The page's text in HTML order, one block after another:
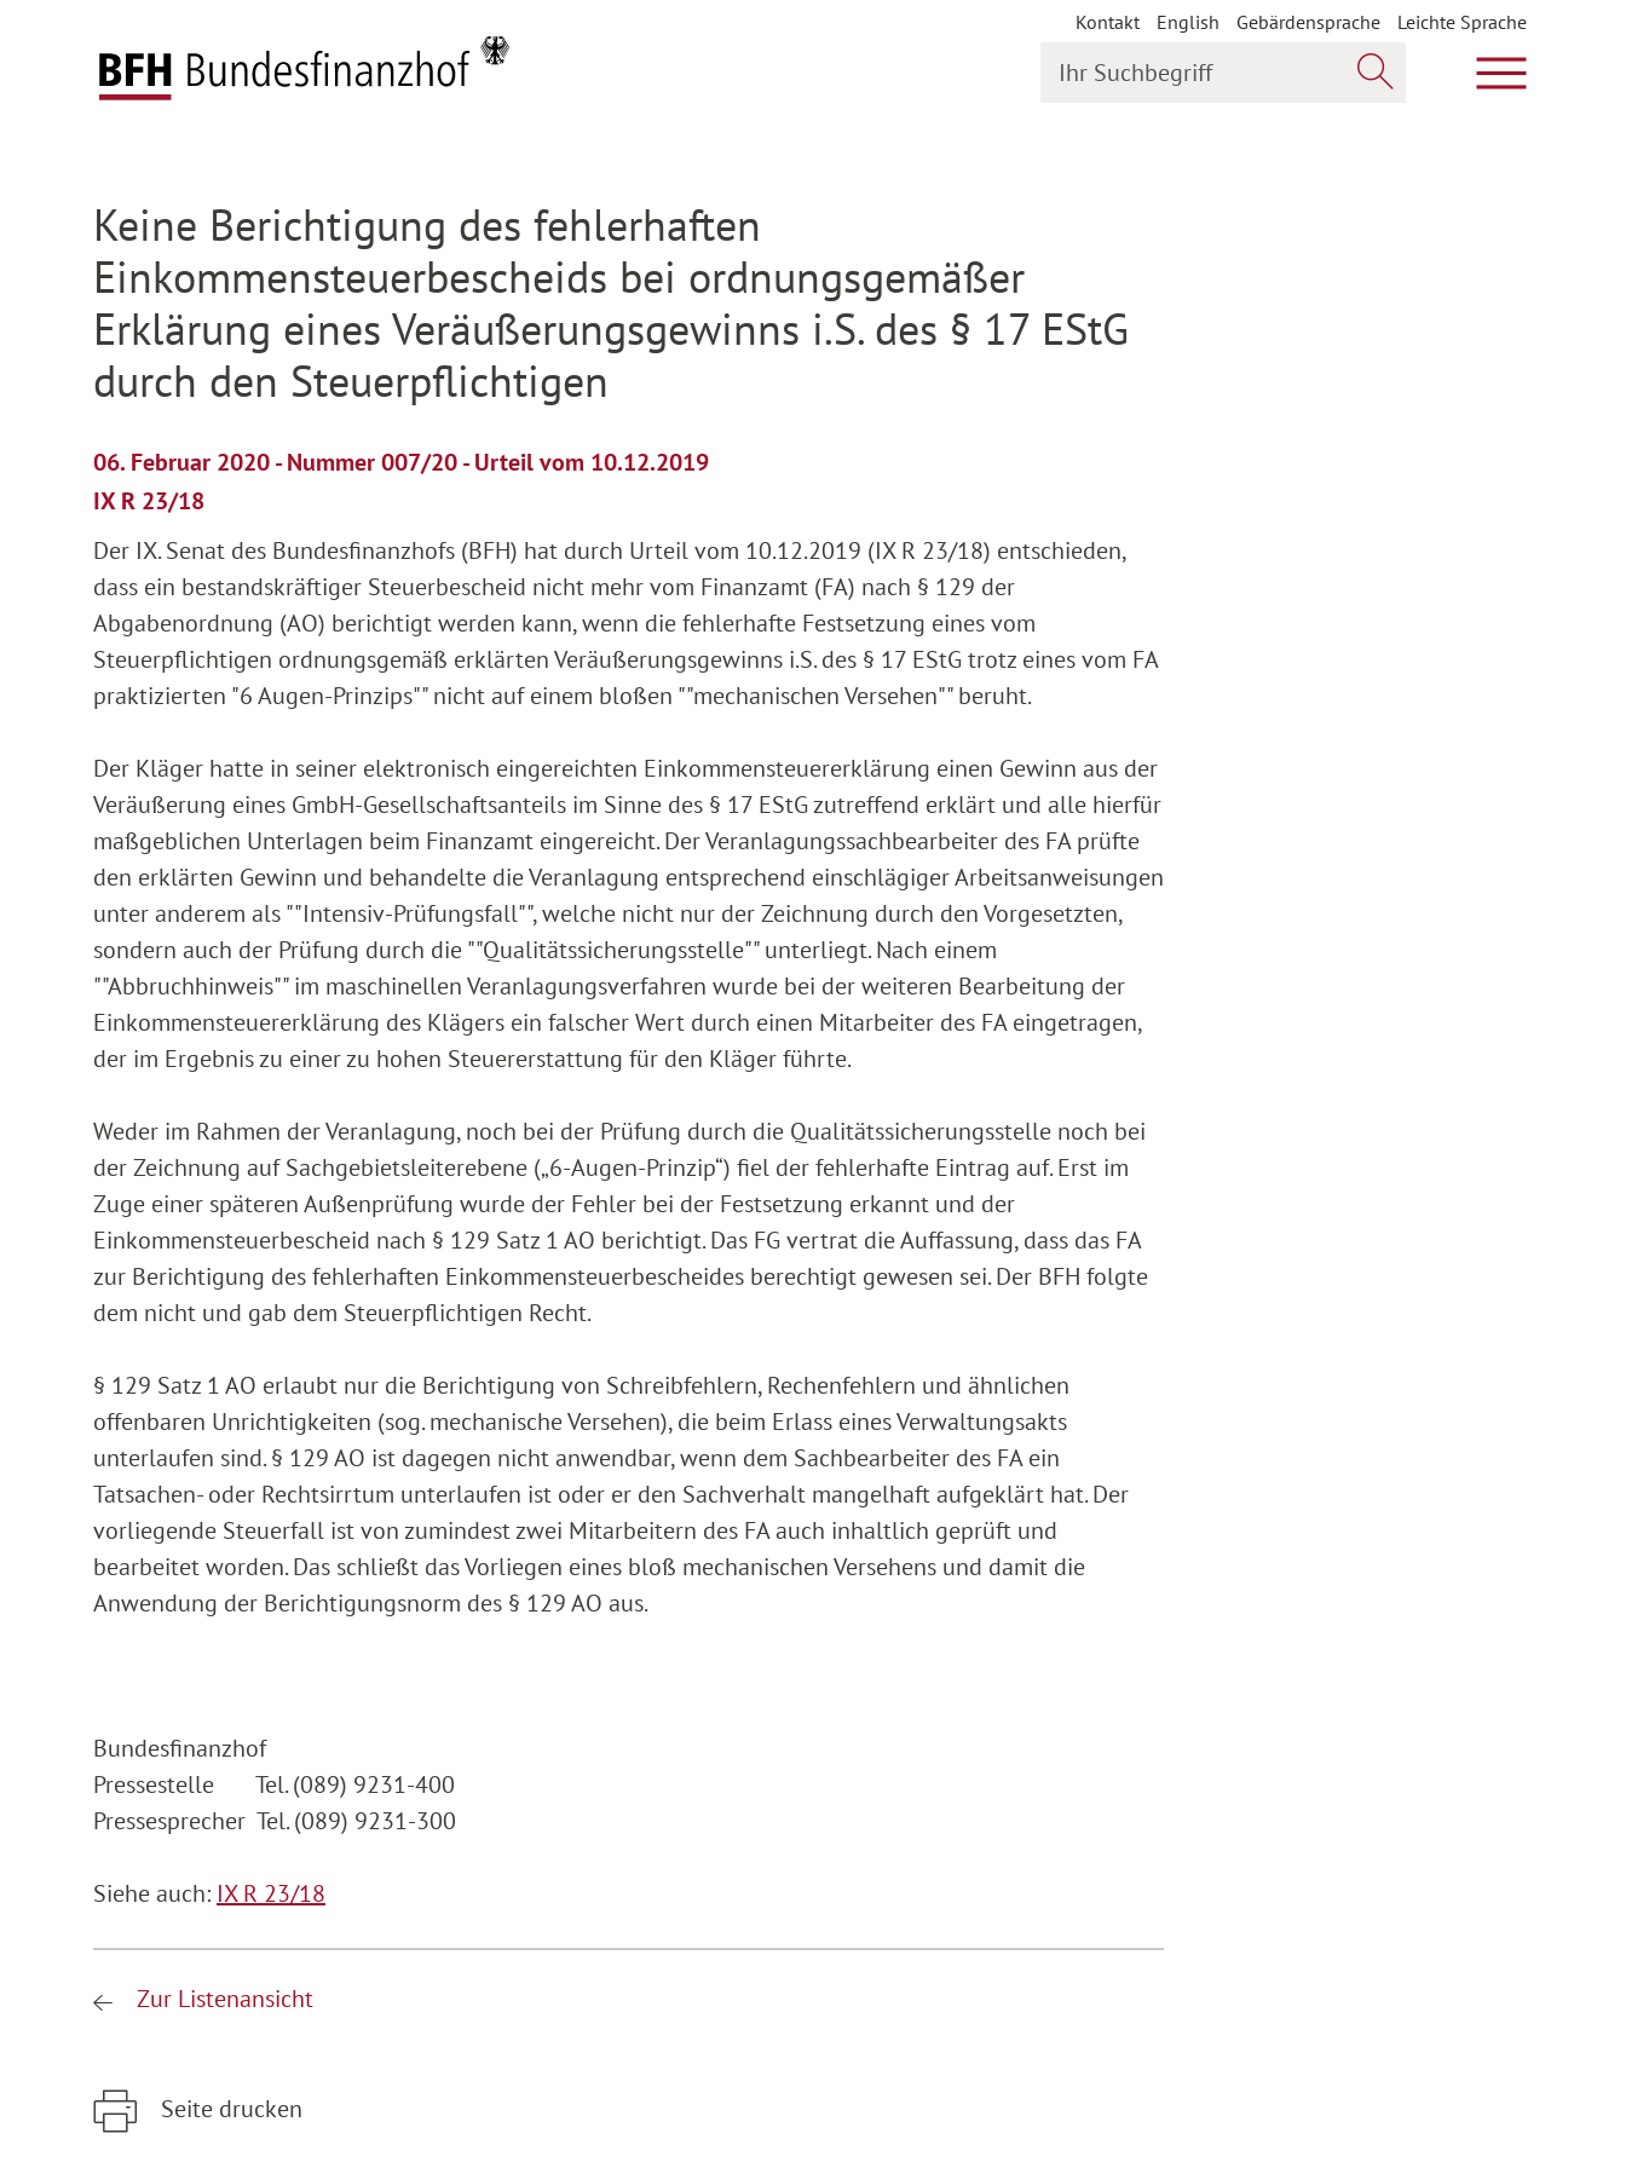
Kontakt English Gebärdensprache
Leichte Sprache
Hauptmenü
Startseite
Keine Berichtigung des fehlerhaften
Einkommensteuerbescheids bei ordnungsgemäßer
Erklärung eines Veräußerungsgewinns i.S. des § 17 EStG
durch den Steuerpflichtigen
06. Februar 2020 - Nummer 007/20 - Urteil vom 10.12.2019
IX R 23/18
Der IX. Senat des Bundesfinanzhofs (BFH) hat durch Urteil vom 10.12.2019 (IX R 23/18) entschieden,
dass ein bestandskräftiger Steuerbescheid nicht mehr vom Finanzamt (FA) nach § 129 der
Abgabenordnung (AO) berichtigt werden kann, wenn die fehlerhafte Festsetzung eines vom
Steuerpflichtigen ordnungsgemäß erklärten Veräußerungsgewinns i.S. des § 17 EStG trotz eines vom FA
praktizierten "6 Augen-Prinzips"" nicht auf einem bloßen ""mechanischen Versehen"" beruht.
Der Kläger hatte in seiner elektronisch eingereichten Einkommensteuererklärung einen Gewinn aus der
Veräußerung eines GmbH-Gesellschaftsanteils im Sinne des § 17 EStG zutreffend erklärt und alle hierfür
maßgeblichen Unterlagen beim Finanzamt eingereicht. Der Veranlagungssachbearbeiter des FA prüfte
den erklärten Gewinn und behandelte die Veranlagung entsprechend einschlägiger Arbeitsanweisungen
unter anderem als ""Intensiv-Prüfungsfall"", welche nicht nur der Zeichnung durch den Vorgesetzten,
sondern auch der Prüfung durch die ""Qualitätssicherungsstelle"" unterliegt. Nach einem
""Abbruchhinweis"" im maschinellen Veranlagungsverfahren wurde bei der weiteren Bearbeitung der
Einkommensteuererklärung des Klägers ein falscher Wert durch einen Mitarbeiter des FA eingetragen,
der im Ergebnis zu einer zu hohen Steuererstattung für den Kläger führte.
Weder im Rahmen der Veranlagung, noch bei der Prüfung durch die Qualitätssicherungsstelle noch bei
der Zeichnung auf Sachgebietsleiterebene („6-Augen-Prinzip“) fiel der fehlerhafte Eintrag auf. Erst im
Zuge einer späteren Außenprüfung wurde der Fehler bei der Festsetzung erkannt und der
Einkommensteuerbescheid nach § 129 Satz 1 AO berichtigt. Das FG vertrat die Auffassung, dass das FA
zur Berichtigung des fehlerhaften Einkommensteuerbescheides berechtigt gewesen sei. Der BFH folgte
dem nicht und gab dem Steuerpflichtigen Recht.
§ 129 Satz 1 AO erlaubt nur die Berichtigung von Schreibfehlern, Rechenfehlern und ähnlichen
offenbaren Unrichtigkeiten (sog. mechanische Versehen), die beim Erlass eines Verwaltungsakts
unterlaufen sind. § 129 AO ist dagegen nicht anwendbar, wenn dem Sachbearbeiter des FA ein
Tatsachen- oder Rechtsirrtum unterlaufen ist oder er den Sachverhalt mangelhaft aufgeklärt hat. Der
vorliegende Steuerfall ist von zumindest zwei Mitarbeitern des FA auch inhaltlich geprüft und
bearbeitet worden. Das schließt das Vorliegen eines bloß mechanischen Versehens und damit die
Anwendung der Berichtigungsnorm des § 129 AO aus.
Bundesfinanzhof
Pressestelle Tel. (089) 9231-400
Pressesprecher Tel. (089) 9231-300
Siehe auch: IX R 23/18
Zur Listenansicht
Seite drucken